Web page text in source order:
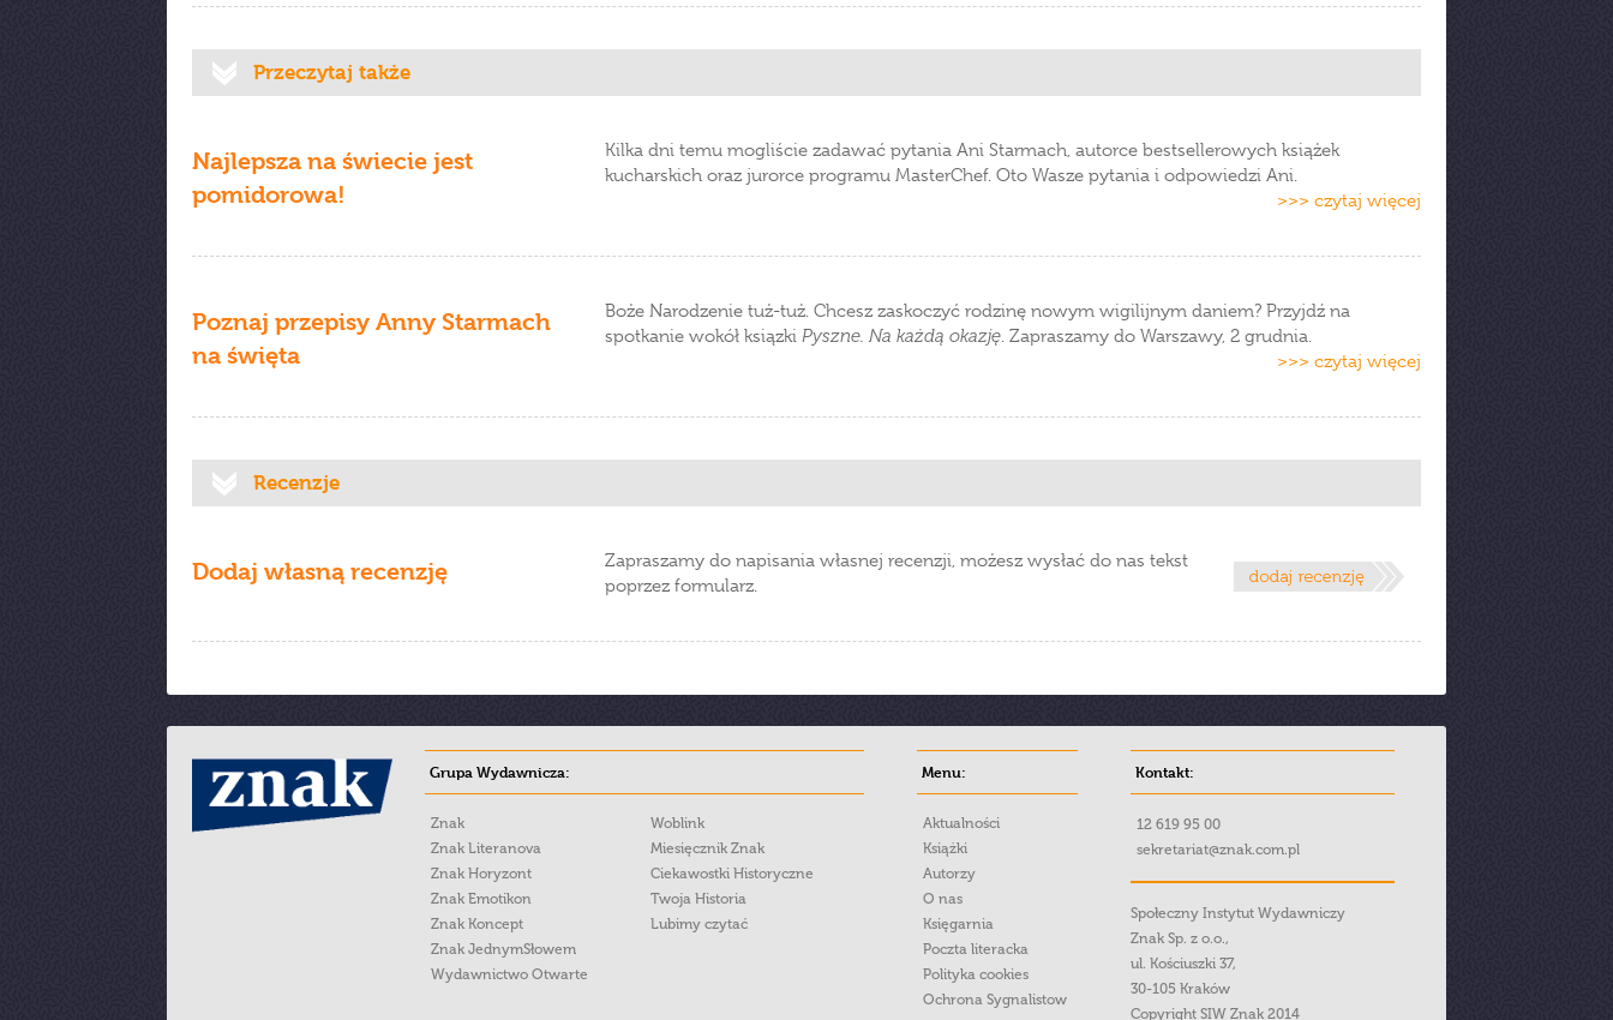
Przeczytaj także
Najlepsza na świecie jest
pomidorowa!
Kilka dni temu mogliście zadawać pytania Ani Starmach, autorce bestsellerowych książek
kucharskich oraz jurorce programu MasterChef. Oto Wasze pytania i odpowiedzi Ani.
>>> czytaj więcej
Poznaj przepisy Anny Starmach
na święta
Boże Narodzenie tuż-tuż. Chcesz zaskoczyć rodzinę nowym wigilijnym daniem? Przyjdź na
spotkanie wokół ksiązki Pyszne. Na każdą okazję. Zapraszamy do Warszawy, 2 grudnia.
>>> czytaj więcej
Recenzje
Dodaj własną recenzję
Zapraszamy do napisania własnej recenzji, możesz wysłać do nas tekst
poprzez formularz.
Grupa Wydawnicza:
Znak
Znak Literanova
Znak Horyzont
Znak Emotikon
Znak Koncept
Znak JednymSłowem
Wydawnictwo Otwarte
Woblink
Miesięcznik Znak
Ciekawostki Historyczne
Twoja Historia
Lubimy czytać
Menu:
Aktualności
Książki
Autorzy
O nas
Księgarnia
Poczta literacka
Polityka cookies
Ochrona Sygnalistow
Kontakt:
12 619 95 00
sekretariat@znak.com.pl
Społeczny Instytut Wydawniczy
Znak Sp. z o.o.,
ul. Kościuszki 37,
30-105 Kraków
Copyright SIW Znak 2014